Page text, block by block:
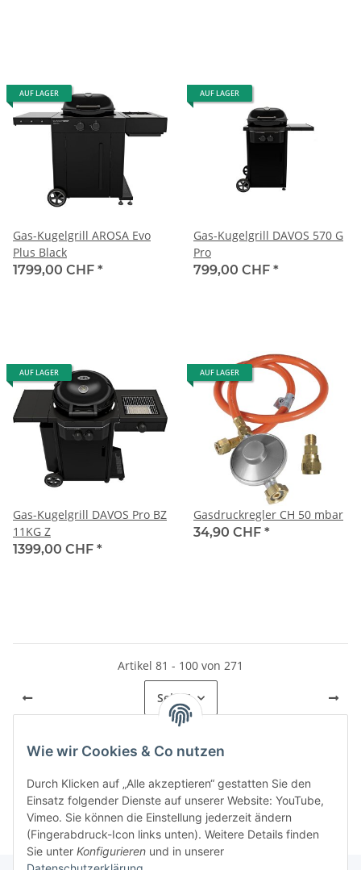
AUF LAGER
Gas-Kugelgrill AROSA Evo
Plus Black
1799,00 CHF *
AUF LAGER
Gas-Kugelgrill DAVOS 570 G
Pro
799,00 CHF *
AUF LAGER
Gas-Kugelgrill DAVOS Pro BZ
11KG Z
1399,00 CHF *
AUF LAGER
Gasdruckregler CH 50 mbar
34,90 CHF *
Artikel 81 - 100 von 271
Seite5
Kategorien
Wie wir Cookies & Co nutzen
Durch Klicken auf „Alle akzeptieren“ gestatten Sie den
Einsatz folgender Dienste auf unserer Website: YouTube,
Vimeo. Sie können die Einstellung jederzeit ändern
(Fingerabdruck-Icon links unten). Weitere Details finden
Sie unter Konfigurieren und in unserer